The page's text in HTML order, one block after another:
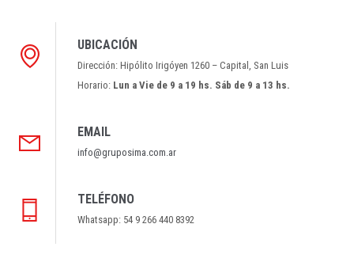
UBICACIÓN
Dirección: Hipólito Irigóyen 1260 – Capital, San Luis
Horario: Lun a Vie de 9 a 19 hs. Sáb de 9 a 13 hs.
EMAIL
info@gruposima.com.ar
TELÉFONO
Whatsapp: 54 9 266 440 8392